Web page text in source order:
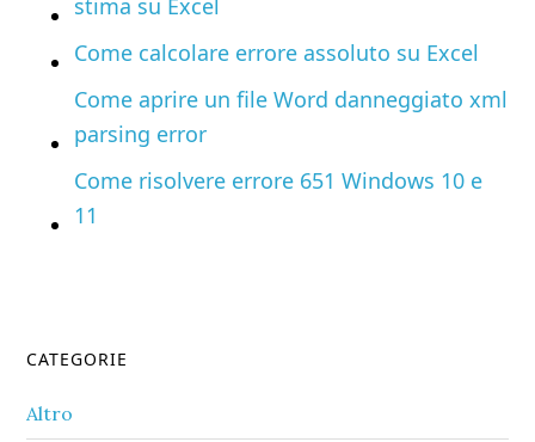
stima su Excel
Come calcolare errore assoluto su Excel
Come aprire un file Word danneggiato xml
parsing error
Come risolvere errore 651 Windows 10 e
11
Primary
Sidebar
CATEGORIE
Altro